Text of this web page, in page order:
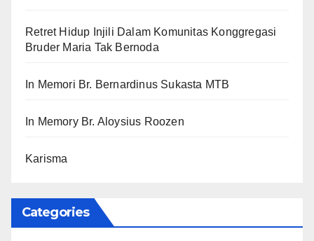
Retret Hidup Injili Dalam Komunitas Konggregasi
Bruder Maria Tak Bernoda
In Memori Br. Bernardinus Sukasta MTB
In Memory Br. Aloysius Roozen
Karisma
Categories